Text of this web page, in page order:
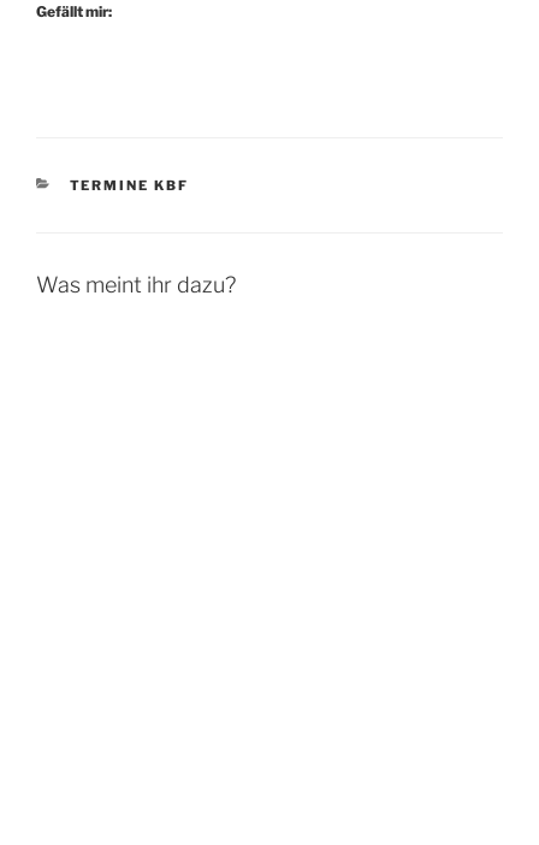
Gefällt mir:
KATEGORIEN
TERMINE KBF
Was meint ihr dazu?